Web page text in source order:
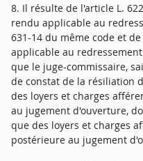
8. Il résulte de l'article L.
rendu applicable au
631-14 du même code et
applicable au
que le juge-commissaire,
de constat de la résiliation
des loyers et charges
au jugement d'ouverture,
que des loyers et charges
postérieure au jugement